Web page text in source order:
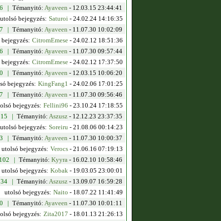
| Témanyitó: Ayaveen - 12.03.15 23:44:41
utolsó bejegyzés: Saturoi - 24.02.24 14:16:35
| Témanyitó: Ayaveen - 11.07.30 10:02:09
CitromEmese - 24.02.12 18:51:36
| Témanyitó: Ayaveen - 11.07.30 09:57:44
CitromEmese - 24.02.12 17:37:50
| Témanyitó: Ayaveen - 12.03.15 10:06:20
bejegyzés: KingFang1 - 24.02.06 17:01:25
| Témanyitó: Ayaveen - 11.07.30 09:56:46
bejegyzés: Fellini96 - 23.10.24 17:18:55
15 | Témanyitó: Aszusz - 12.12.23 23:37:35
utolsó bejegyzés: Soreiru - 21.08.06 00:14:23
| Témanyitó: Ayaveen - 11.07.30 10:00:37
utolsó bejegyzés: Verocs - 21.06.16 07:19:13
| Témanyitó: Kyyra - 16.02.10 10:58:46
utolsó bejegyzés: Kobak - 19.03.05 23:00:01
34 | Témanyitó: Aszusz - 13.09.07 16:59:28
utolsó bejegyzés: Naito - 18.07.22 11:41:49
| Témanyitó: Ayaveen - 11.07.30 10:01:11
bejegyzés: Zita2017 - 18.01.13 21:26:13